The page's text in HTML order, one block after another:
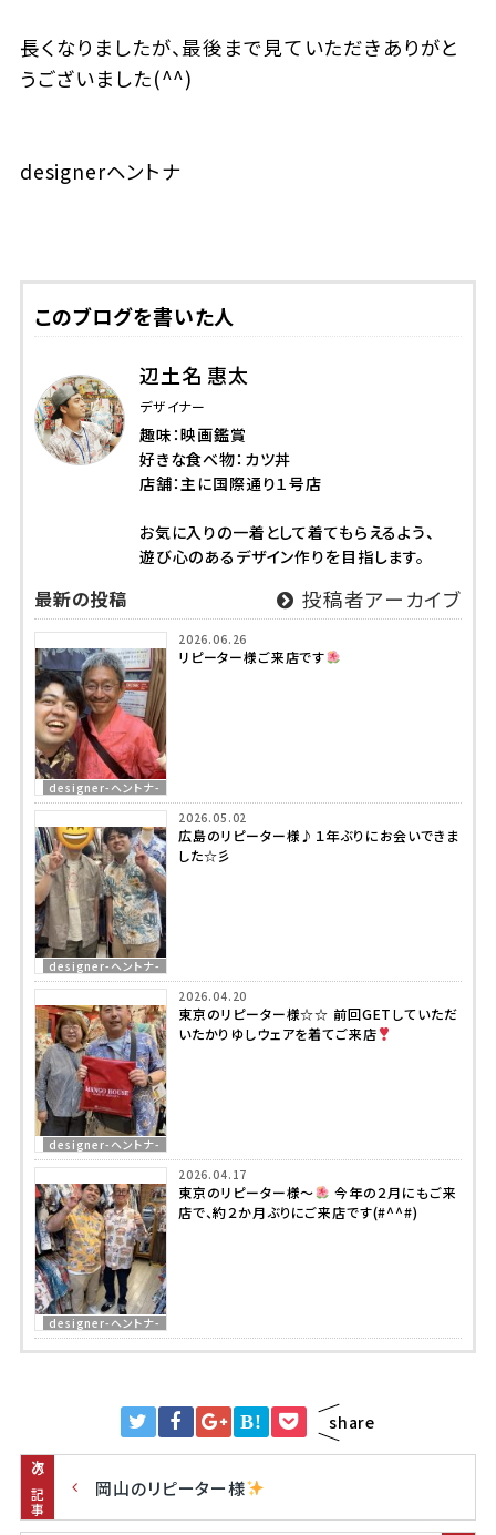
長くなりましたが、最後まで見ていただきありがと
うございました(^^)
designerヘントナ
このブログを書いた人
辺土名 惠太
デザイナー
趣味：映画鑑賞
好きな食べ物：カツ丼
店舗：主に国際通り１号店
お気に入りの一着として着てもらえるよう、
遊び心のあるデザイン作りを目指します。
最新の投稿 投稿者アーカイブ
designer-ヘントナ-
2026.06.26
リピーター様ご来店です
designer-ヘントナ-
2026.05.02
広島のリピーター様♪１年ぶりにお会いできま
した☆彡
designer-ヘントナ-
2026.04.20
東京のリピーター様☆☆ 前回GETしていただ
いたかりゆしウェアを着てご来店
designer-ヘントナ-
2026.04.17
東京のリピーター様～
今年の２月にもご来
店で、約２か月ぶりにご来店です(#^^#)
B! share
次の記事 岡山のリピーター様